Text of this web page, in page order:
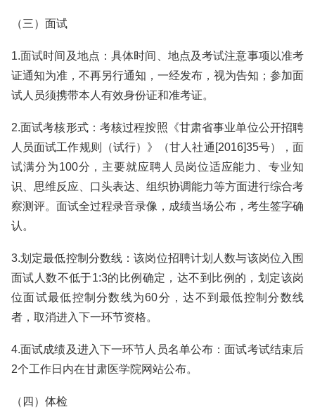
（三）面试
1.面试时间及地点：具体时间、地点及考试注意事项以准考
证通知为准，不再另行通知，一经发布，视为告知；参加面
试人员须携带本人有效身份证和准考证。
2.面试考核形式：考核过程按照《甘肃省事业单位公开招聘
人员面试工作规则（试行）》（甘人社通[2016]35号），面
试满分为100分，主要就应聘人员岗位适应能力、专业知
识、思维反应、口头表达、组织协调能力等方面进行综合考
察测评。面试全过程录音录像，成绩当场公布，考生签字确
认。
3.划定最低控制分数线：该岗位招聘计划人数与该岗位入围
面试人数不低于1:3的比例确定，达不到比例的，划定该岗
位面试最低控制分数线为60分，达不到最低控制分数线
者，取消进入下一环节资格。
4.面试成绩及进入下一环节人员名单公布：面试考试结束后
2个工作日内在甘肃医学院网站公布。
（四）体检